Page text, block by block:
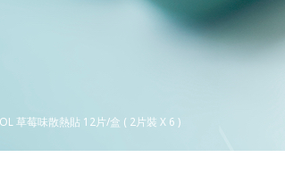
草莓味散熱貼 12片/盒 ( 2片裝 X 6 )